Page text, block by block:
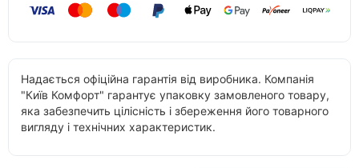
Надається офіційна гарантія від виробника. Компанія
"Київ Комфорт" гарантує упаковку замовленого товару,
яка забезпечить цілісність і збереження його товарного
вигляду і технічних характеристик.